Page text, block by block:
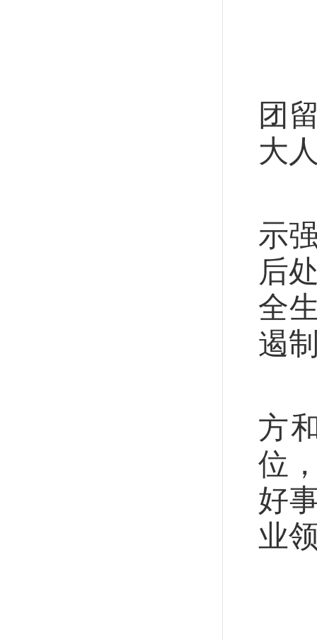
团
大
示
后
全
遏
方
位
好
业